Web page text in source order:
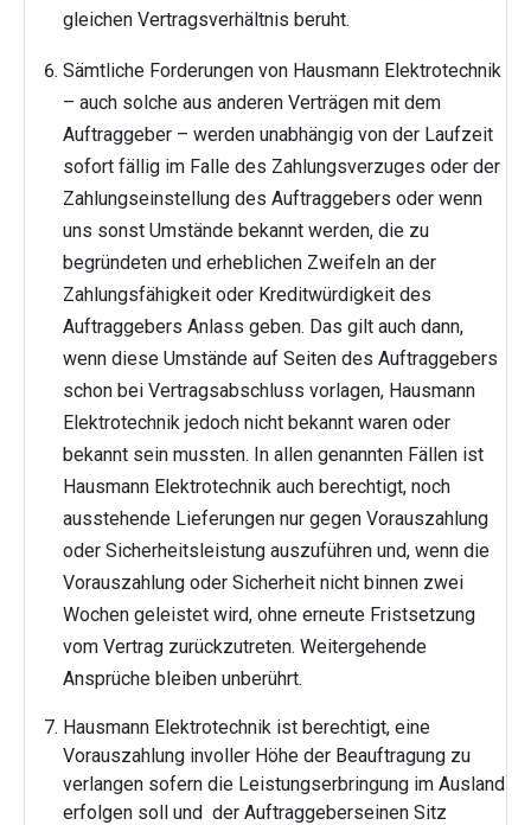
gleichen Vertragsverhältnis beruht.
Sämtliche Forderungen von Hausmann Elektrotechnik
– auch solche aus anderen Verträgen mit dem
Auftraggeber – werden unabhängig von der Laufzeit
sofort fällig im Falle des Zahlungsverzuges oder der
Zahlungseinstellung des Auftraggebers oder wenn
uns sonst Umstände bekannt werden, die zu
begründeten und erheblichen Zweifeln an der
Zahlungsfähigkeit oder Kreditwürdigkeit des
Auftraggebers Anlass geben. Das gilt auch dann,
wenn diese Umstände auf Seiten des Auftraggebers
schon bei Vertragsabschluss vorlagen, Hausmann
Elektrotechnik jedoch nicht bekannt waren oder
bekannt sein mussten. In allen genannten Fällen ist
Hausmann Elektrotechnik auch berechtigt, noch
ausstehende Lieferungen nur gegen Vorauszahlung
oder Sicherheitsleistung auszuführen und, wenn die
Vorauszahlung oder Sicherheit nicht binnen zwei
Wochen geleistet wird, ohne erneute Fristsetzung
vom Vertrag zurückzutreten. Weitergehende
Ansprüche bleiben unberührt.
Hausmann Elektrotechnik ist berechtigt, eine
Vorauszahlung involler Höhe der Beauftragung zu
verlangen sofern die Leistungserbringung im Ausland
erfolgen soll und der Auftraggeberseinen Sitz